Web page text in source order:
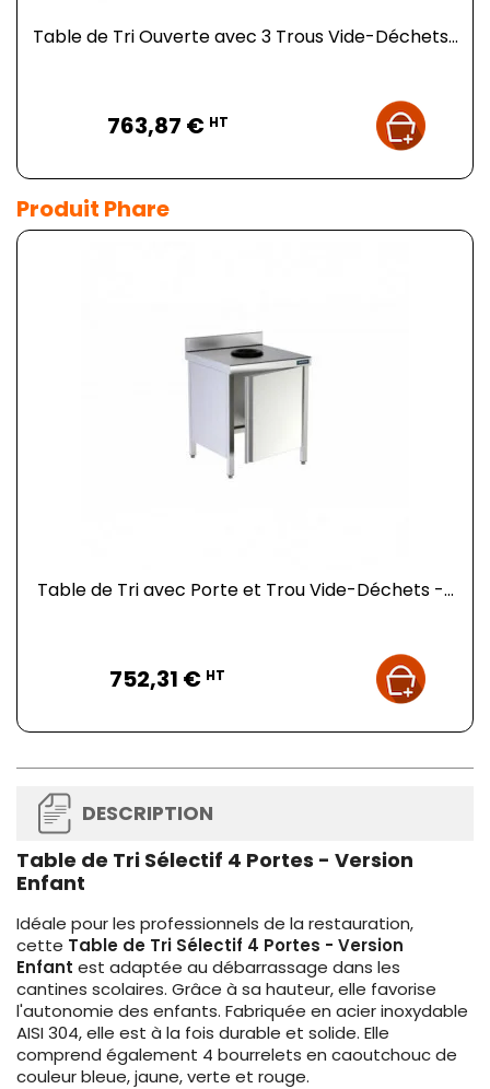
Table de Tri Ouverte avec 3 Trous Vide-Déchets...
763,87 € HT
Produit Phare
Table de Tri avec Porte et Trou Vide-Déchets -...
752,31 € HT
DESCRIPTION
Table de Tri Sélectif 4 Portes - Version
Enfant
Idéale pour les professionnels de la restauration,
cette Table de Tri Sélectif 4 Portes - Version
Enfant est adaptée au débarrassage dans les
cantines scolaires. Grâce à sa hauteur, elle favorise
l'autonomie des enfants. Fabriquée en acier inoxydable
AISI 304, elle est à la fois durable et solide. Elle
comprend également 4 bourrelets en caoutchouc de
couleur bleue, jaune, verte et rouge.